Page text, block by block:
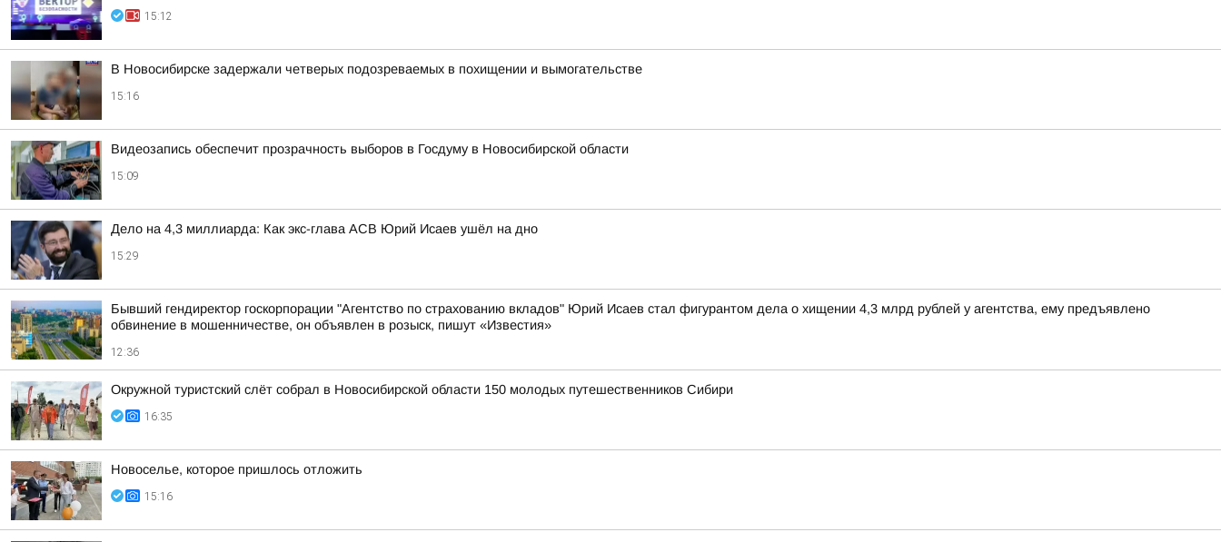
15:12
В Новосибирске задержали четверых подозреваемых в похищении и вымогательстве
15:16
Видеозапись обеспечит прозрачность выборов в Госдуму в Новосибирской области
15:09
Дело на 4,3 миллиарда: Как экс-глава АСВ Юрий Исаев ушёл на дно
15:29
Бывший гендиректор госкорпорации "Агентство по страхованию вкладов" Юрий Исаев стал фигурантом дела о хищении 4,3 млрд рублей у агентства, ему предъявлено
обвинение в мошенничестве, он объявлен в розыск, пишут «Известия»
12:36
Окружной туристский слёт собрал в Новосибирской области 150 молодых путешественников Сибири
16:35
Новоселье, которое пришлось отложить
15:16